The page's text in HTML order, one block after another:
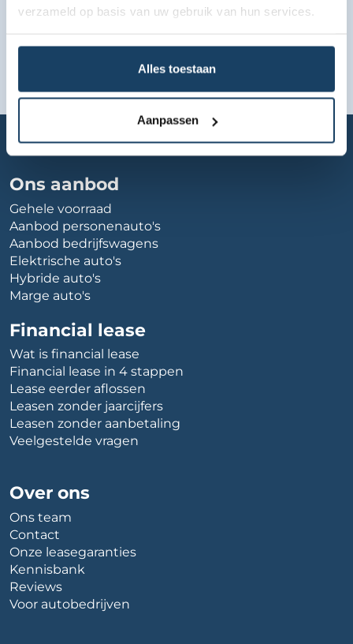
verzameld op basis van uw gebruik van hun services.
Alles toestaan
Aanpassen
Ons aanbod
Gehele voorraad
Aanbod personenauto's
Aanbod bedrijfswagens
Elektrische auto's
Hybride auto's
Marge auto's
Financial lease
Wat is financial lease
Financial lease in 4 stappen
Lease eerder aflossen
Leasen zonder jaarcijfers
Leasen zonder aanbetaling
Veelgestelde vragen
Over ons
Ons team
Contact
Onze leasegaranties
Kennisbank
Reviews
Voor autobedrijven